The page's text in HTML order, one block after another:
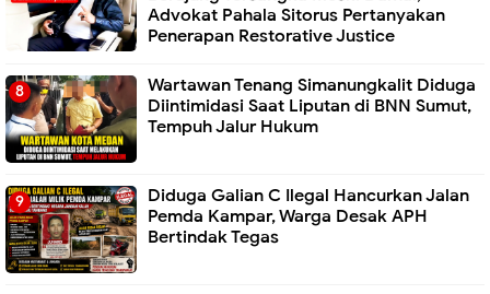
Advokat Pahala Sitorus Pertanyakan
Penerapan Restorative Justice
Wartawan Tenang Simanungkalit Diduga
Diintimidasi Saat Liputan di BNN Sumut,
Tempuh Jalur Hukum
Diduga Galian C Ilegal Hancurkan Jalan
Pemda Kampar, Warga Desak APH
Bertindak Tegas